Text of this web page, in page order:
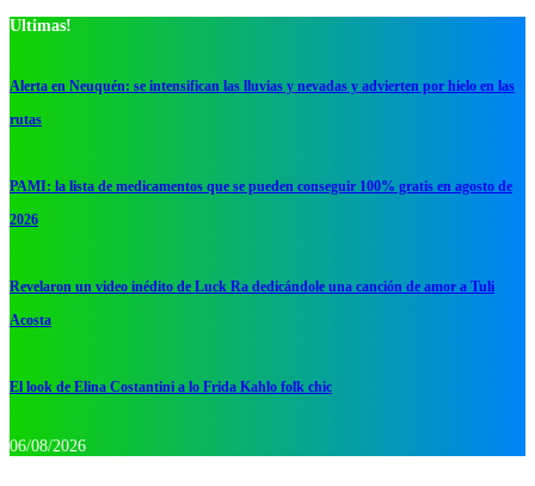
Ultimas!
Alerta en Neuquén: se intensifican las lluvias y nevadas y advierten por hielo en las
rutas
PAMI: la lista de medicamentos que se pueden conseguir 100% gratis en agosto de
2026
Revelaron un video inédito de Luck Ra dedicándole una canción de amor a Tuli
Acosta
El look de Elina Costantini a lo Frida Kahlo folk chic
06/08/2026